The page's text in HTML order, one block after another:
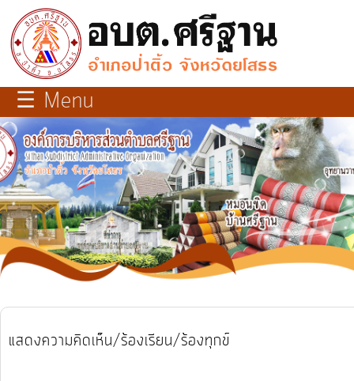
หน้า
หลัก
เกี่ยว
กับ
เรา
บุคลากร
พัฒนา
ถิ่น
☰ Menu
แสดงความคิดเห็น/ร้องเรียน/ร้องทุกข์